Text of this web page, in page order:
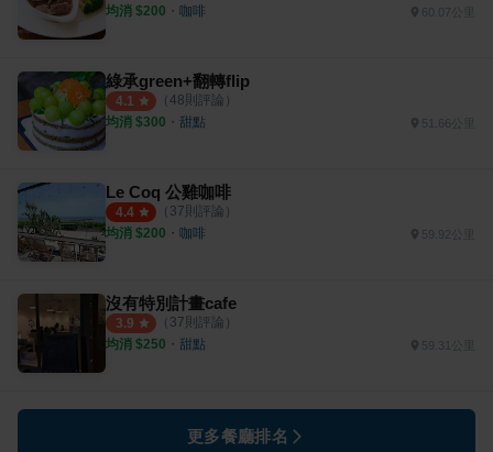
均消 $200 ・ 咖啡
綠承green+翻轉flip
4.1 （ 48則評論）
均消 $300 ・ 甜點 51.66公里
Le Coq 公雞咖啡
4.4 （ 37則評論）
均消 $200 ・ 咖啡 59.92公里
沒有特別計畫cafe
3.9 （ 37則評論）
均消 $250 ・ 甜點 59.31公里
更多餐廳排名